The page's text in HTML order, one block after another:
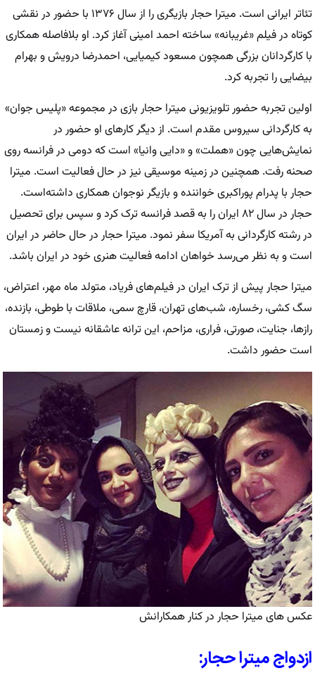
تئاتر ایرانی است. میترا حجار بازیگری را از سال ۱۳۷۶ با حضور در نقشی
کوتاه در فیلم «غریبانه» ساخته احمد امینی آغاز کرد. او بلافاصله همکاری
با کارگردانان بزرگی همچون مسعود کیمیایی، احمدرضا درویش و بهرام
بیضایی را تجربه کرد.
اولین تجربه حضور تلویزیونی میترا حجار بازی در مجموعه «پلیس جوان»
به کارگردانی سیروس مقدم است. از دیگر کارهای او حضور در
نمایش‌هایی چون «هملت» و «دایی وانیا» است که دومی در فرانسه روی
صحنه رفت. همچنین در زمینه موسیقی نیز در حال فعالیت است. میترا
حجار با پدرام پوراکبری خواننده و بازیگر نوجوان همکاری داشته‌است.
حجار در سال ۸۲ ایران را به قصد فرانسه ترک کرد و سپس برای تحصیل
در رشته کارگردانی به آمریکا سفر نمود. میترا حجار در حال حاضر در ایران
است و به نظر می‌رسد خواهان ادامه فعالیت هنری خود در ایران باشد.
میترا حجار پیش از ترک ایران در فیلم‌های فریاد، متولد ماه مهر، اعتراض،
سگ کشی، رخساره، شب‌های تهران، قارچ سمی، ملاقات با طوطی، بازنده،
رازها، جنایت، صورتی، فراری، مزاحم، این ترانه عاشقانه نیست و زمستان
است حضور داشت.
عکس های میترا حجار در کنار همکارانش
ازدواج میترا حجار: